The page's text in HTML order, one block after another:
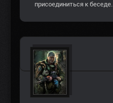
присоединиться к беседе.